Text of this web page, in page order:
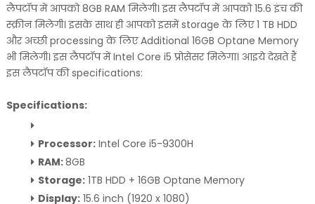
लैपटॉप में आपको 8GB RAM मिलेगी। इस लैपटॉप में आपको 15.6 इंच की
स्क्रीन मिलेगी। इसके साथ ही आपको इसमें storage के लिए 1 TB HDD
और अच्छी processing के लिए Additional 16GB Optane Memory
भी मिलेगी। इस लैपटॉप में Intel Core i5 प्रोसेसर मिलेगा। आइये देखते हैं
इस लैपटॉप की specifications:
Specifications:
Processor:Intel Core i5-9300H
RAM:8GB
Storage:1TB HDD + 16GB Optane Memory
Display:15.6 inch (1920 x 1080)